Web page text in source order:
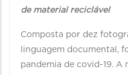
de material reciclável
Composta por dez
linguagem documental,
pandemia de covid-19.